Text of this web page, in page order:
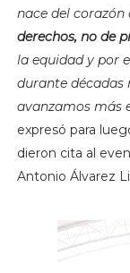
nace del corazón
derechos, no de
la equidad y por
durante décadas
avanzamos más
expresó para
dieron cita al
Antonio Álvarez